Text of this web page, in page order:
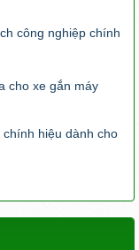
công nghiệp chính
cho xe gắn máy
hiệu dành cho